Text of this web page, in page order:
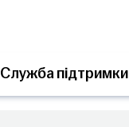
Служба підтримки